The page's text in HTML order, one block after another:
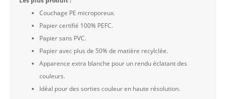
Couchage PE microporeux.
Papier certifié 100% PEFC.
Papier sans PVC.
Papier avec plus de 50% de matière recylclée.
Apparence extra blanche pour un rendu éclatant des
couleurs.
Idéal pour des sorties couleur en haute résolution.